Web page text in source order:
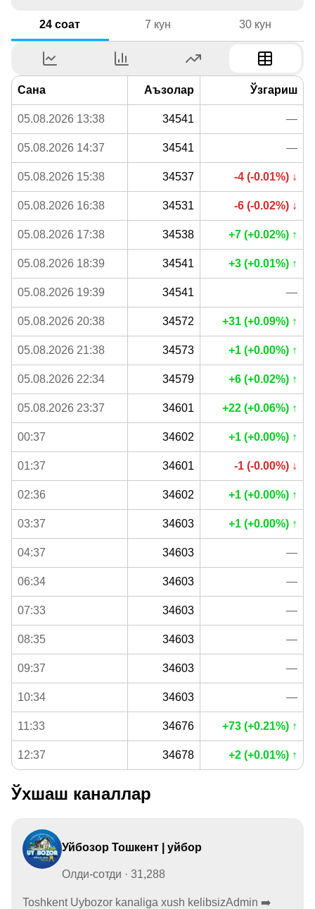
24 соат 7 кун 30 кун
Сана Аъзолар Ўзгариш
05.08.2026 13:38 34541 —
05.08.2026 14:37 34541 —
05.08.2026 15:38 34537 -4 (-0.01%) ↓
05.08.2026 16:38 34531 -6 (-0.02%) ↓
05.08.2026 17:38 34538 +7 (+0.02%) ↑
05.08.2026 18:39 34541 +3 (+0.01%) ↑
05.08.2026 19:39 34541 —
05.08.2026 20:38 34572 +31 (+0.09%) ↑
05.08.2026 21:38 34573 +1 (+0.00%) ↑
05.08.2026 22:34 34579 +6 (+0.02%) ↑
05.08.2026 23:37 34601 +22 (+0.06%) ↑
00:37 34602 +1 (+0.00%) ↑
01:37 34601 -1 (-0.00%) ↓
02:36 34602 +1 (+0.00%) ↑
03:37 34603 +1 (+0.00%) ↑
04:37 34603 —
06:34 34603 —
07:33 34603 —
08:35 34603 —
09:37 34603 —
10:34 34603 —
11:33 34676 +73 (+0.21%) ↑
12:37 34678 +2 (+0.01%) ↑
Ўхшаш каналлар
Уйбозор Тошкент | уйбор
Олди-сотди · 31,288
Toshkent Uybozor kanaliga xush kelibsizAdmin ➡️